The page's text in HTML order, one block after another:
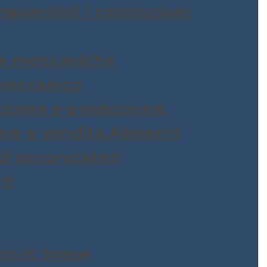
/ costruzioni
meccaniche
e produzione,
e vendita Alimenti
acconciatori
in breve